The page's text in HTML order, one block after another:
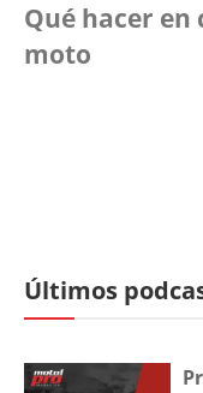
Qué hacer en
moto
Últimos